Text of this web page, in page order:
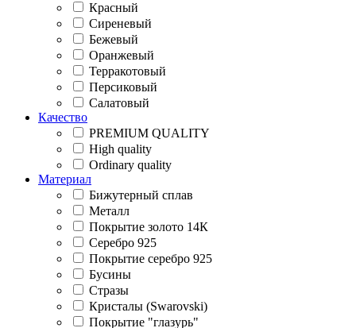
Красный
Сиреневый
Бежевый
Оранжевый
Терракотовый
Персиковый
Салатовый
Качество
PREMIUM QUALITY
High quality
Ordinary quality
Материал
Бижутерный сплав
Металл
Покрытие золото 14К
Серебро 925
Покрытие серебро 925
Бусины
Стразы
Кристалы (Swarovski)
Покрытие "глазурь"